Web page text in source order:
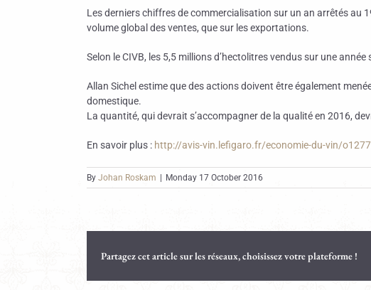
Les derniers chiffres de commercialisation sur un an arrêtés au
volume global des ventes, que sur les exportations.
Selon le CIVB, les 5,5 millions d’hectolitres vendus sur une
Allan Sichel estime que des actions doivent être également
domestique.
La quantité, qui devrait s’accompagner de la qualité en 2016,
En savoir plus : http://avis-vin.lefigaro.fr/economie-du-vin/
By Johan Roskam Monday 17 October 2016
Partagez cet article sur les réseaux, choisissez votre plateforme !